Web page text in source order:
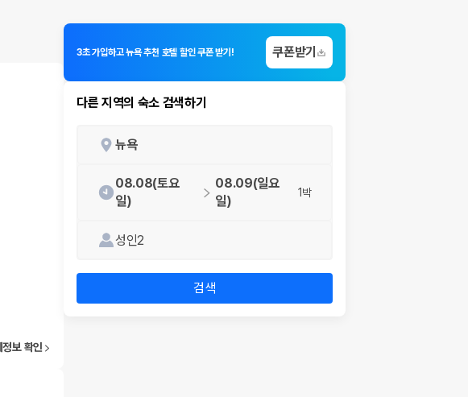
정보 확인
3초 가입하고 뉴욕 추천 호텔 할인 쿠폰 받기! 쿠폰받기
다른 지역의 숙소 검색하기
뉴욕
08.08(토요
일)
08.09(일요
일)
1박
성인2
검색